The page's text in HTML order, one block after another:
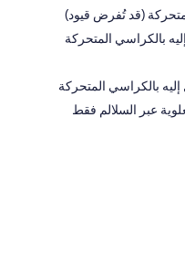
(قد تُفرض قيود)
بالكراسي المتحركة
بالكراسي المتحركة
عبر السلالم فقط